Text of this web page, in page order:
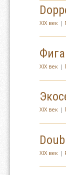
XIX век |
XIX век |
XIX век |
XIX век |